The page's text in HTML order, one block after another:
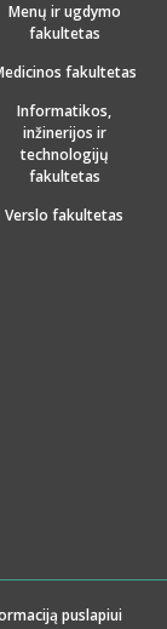
Menų ir ugdymo
fakultetas
fakultetas
Informatikos,
inžinerijos ir
technologijų
fakultetas
Verslo fakultetas
puslapiui